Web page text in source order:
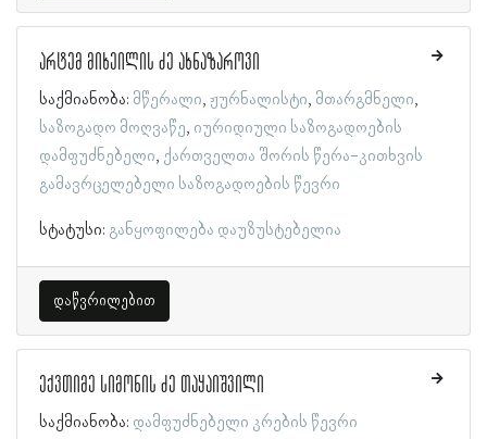
არტემ მიხეილის ძე ახნაზაროვი
საქმიანობა: მწერალი ჟურნალისტი მთარგმნელი
საზოგადო მოღვაწე იურიდიული საზოგადოების
დამფუძნებელი ქართველთა შორის წერა-კითხვის
გამავრცელებელი საზოგადოების წევრი
სტატუსი: განყოფილება დაუზუსტებელია
დაწვრილებით
ექვთიმე სიმონის ძე თაყაიშვილი
საქმიანობა: დამფუძნებელი კრების წევრი